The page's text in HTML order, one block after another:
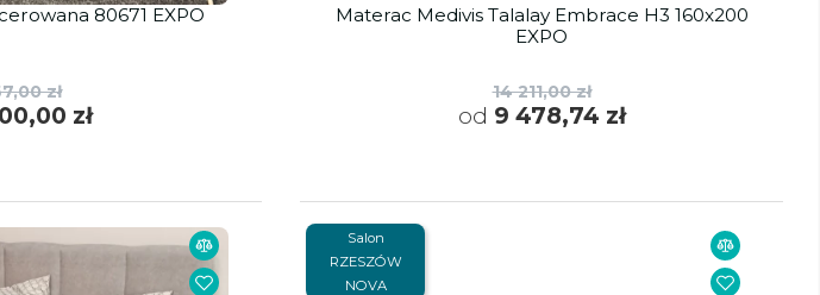
80671 EXPO
zł
zł
Materac Medivis Talalay Embrace H3 160x200
EXPO
14 211,00 zł
od 9 478,74 zł
Salon
RZESZÓW
NOVA